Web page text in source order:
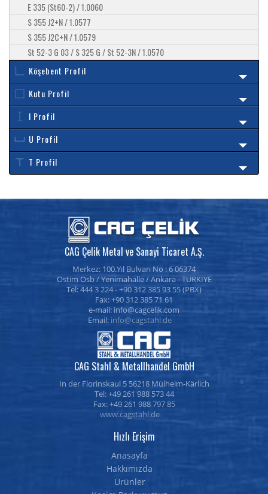
E 335 (St60-2) / 1.0060
S 355 J2+N / 1.0577
S 355 J2C+N / 1.0579
St 52-3 G 03 / S 325 G / St 52-3N / 1.0570
Köşebent Profil
Kutu Profil
I Profil
U Profil
T Profil
CAG Çelik Metal ve Sanayi Ticaret A.Ş.
Merkez: 100.Yıl Bulvarı No : 606374
Ostim Osb /Yenimahalle/Ankara- TURKİYE
Tel: 444 3 224 -+90 312 385 93 55(PBX)
Fax: +90 312 385 71 61
e-mail:
Email: info@cagstahl.de
CAG Stahl & Metallhandel GmbH
In der Florinskaul 5 56218 Mülheim-Kärlich
Tel: +49 261 988 573 44
Fax: +49 261 988 797 85
www.cagstahl.de
Hızlı Erişim
Anasayfa
Hakkımızda
Ürünler